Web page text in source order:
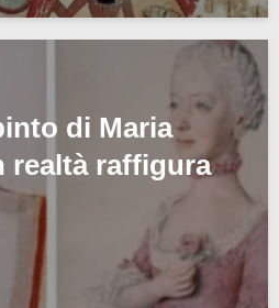
di Maria
realtà raffigura